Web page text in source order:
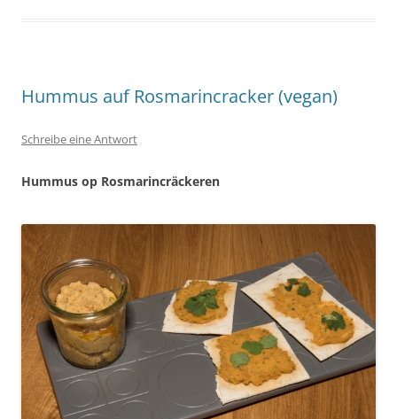
Hummus auf Rosmarincracker (vegan)
Schreibe eine Antwort
Hummus op Rosmarincräckeren